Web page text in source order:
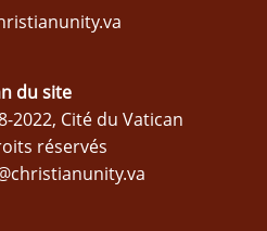
du site
2022, Cité du Vatican
réservés